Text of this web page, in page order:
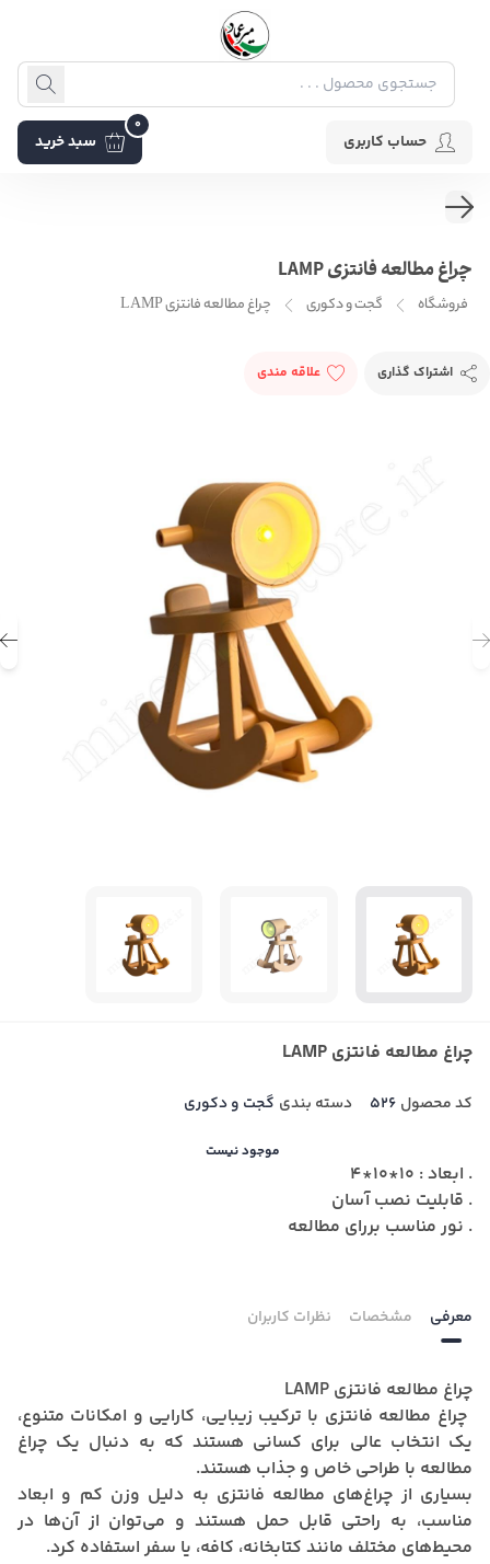
حساب کاربری سبد خرید
0
چراغ مطالعه فانتزی LAMP
فروشگاه گجت و دکوری چراغ مطالعه فانتزی LAMP
اشتراک گذاری علاقه مندی
چراغ مطالعه فانتزی LAMP
کد محصول 526 دسته بندی گجت و دکوری
موجود نیست
. ابعاد : 10*10*4
. قابلیت نصب آسان
. نور مناسب بررای مطالعه
معرفی مشخصات نظرات کاربران
چراغ مطالعه فانتزی LAMP
چراغ‌ مطالعه فانتزی با ترکیب زیبایی، کارایی و امکانات متنوع،
یک انتخاب عالی برای کسانی هستند که به دنبال یک چراغ
مطالعه با طراحی خاص و جذاب هستند.
بسیاری از چراغ‌های مطالعه فانتزی به دلیل وزن کم و ابعاد
مناسب، به راحتی قابل حمل هستند و می‌توان از آن‌ها در
محیط‌های مختلف مانند کتابخانه، کافه، یا سفر استفاده کرد.